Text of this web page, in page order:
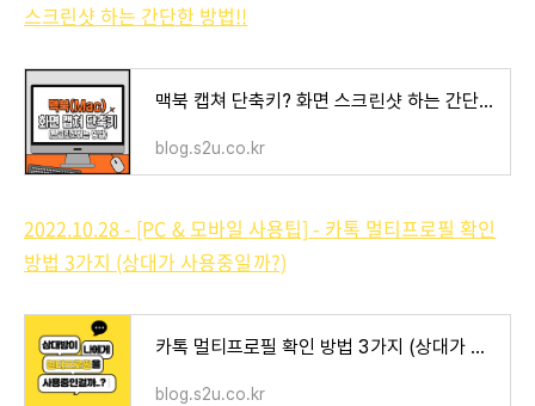
스크린샷 하는 간단한 방법!!
맥북 캡쳐 단축키? 화면 스크린샷 하는 간단한 방법!!
blog.s2u.co.kr
2022.10.28 - [PC & 모바일 사용팁] - 카톡 멀티프로필 확인
방법 3가지 (상대가 사용중일까?)
카톡 멀티프로필 확인 방법 3가지 (상대가 사용중일까?)
blog.s2u.co.kr